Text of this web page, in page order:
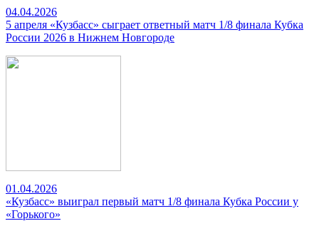
04.04.2026
5 апреля «Кузбасс» сыграет ответный матч 1/8 финала Кубка
России 2026 в Нижнем Новгороде
01.04.2026
«Кузбасс» выиграл первый матч 1/8 финала Кубка России у
«Горького»